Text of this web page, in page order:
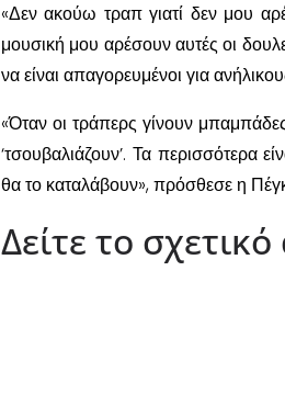
«Δεν ακούω τραπ γιατί δεν μου
μουσική μου αρέσουν αυτές οι
να είναι απαγορευμένοι για
«Όταν οι τράπερς γίνουν
‘τσουβαλιάζουν’. Τα περισσότερα
θα το καταλάβουν», πρόσθεσε η
Δείτε το